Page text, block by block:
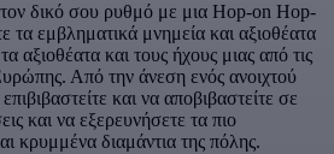
δικό σου ρυθμό με μια Hop-on Hop-
εμβληματικά μνημεία και αξιοθέατα
αξιοθέατα και τους ήχους μιας από τις
Από την άνεση ενός ανοιχτού
και να αποβιβαστείτε σε
και να εξερευνήσετε τα πιο
κρυμμένα διαμάντια της πόλης.